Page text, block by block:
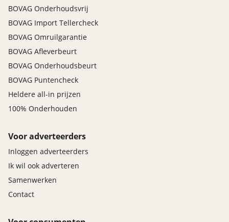
BOVAG Onderhoudsvrij
BOVAG Import Tellercheck
BOVAG Omruilgarantie
BOVAG Afleverbeurt
BOVAG Onderhoudsbeurt
BOVAG Puntencheck
Heldere all-in prijzen
100% Onderhouden
Voor adverteerders
Inloggen adverteerders
Ik wil ook adverteren
Samenwerken
Contact